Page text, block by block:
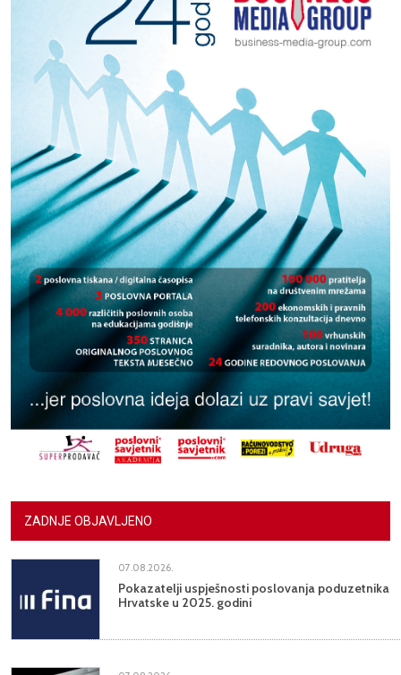
ZADNJE OBJAVLJENO
07.08.2026.
Pokazatelji uspješnosti poslovanja poduzetnika
Hrvatske u 2025. godini